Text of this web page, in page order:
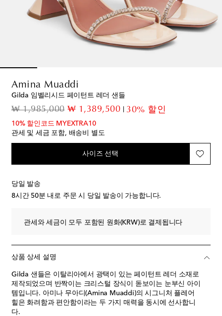
Amina Muaddi
Gilda 임벨리시드 페이턴트 레더 샌들
₩ 1,985,000original price
₩ 1,389,500discount price
30% 할인
10% 할인코드 MYEXTRA10
관세 및 세금 포함, 배송비 별도
사이즈 선택
당일 발송
8시간 50분 내로 주문 시 당일 발송이 가능합니다.
관세와 세금이 모두 포함된 원화(KRW)로 결제됩니다
상품 상세 설명
Gilda 샌들은 이탈리아에서 광택이 있는 페이턴트 레더 소재로
제작되었으며 반짝이는 크리스털 장식이 돋보이는 눈부신 아이
템입니다. 아미나 무아디(Amina Muaddi)의 시그니처 플레어
힐은 화려함과 편안함이라는 두 가지 매력을 동시에 선사합니
다.